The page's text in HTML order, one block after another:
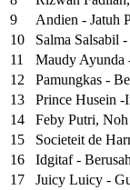
9
Andien - Jatuh
10
Salma Salsabil
11
Maudy Ayunda
12
Pamungkas -
13
Prince Husein
14
Feby Putri, Noh
15
Societeit de
16
Idgitaf -
17
Juicy Luicy -